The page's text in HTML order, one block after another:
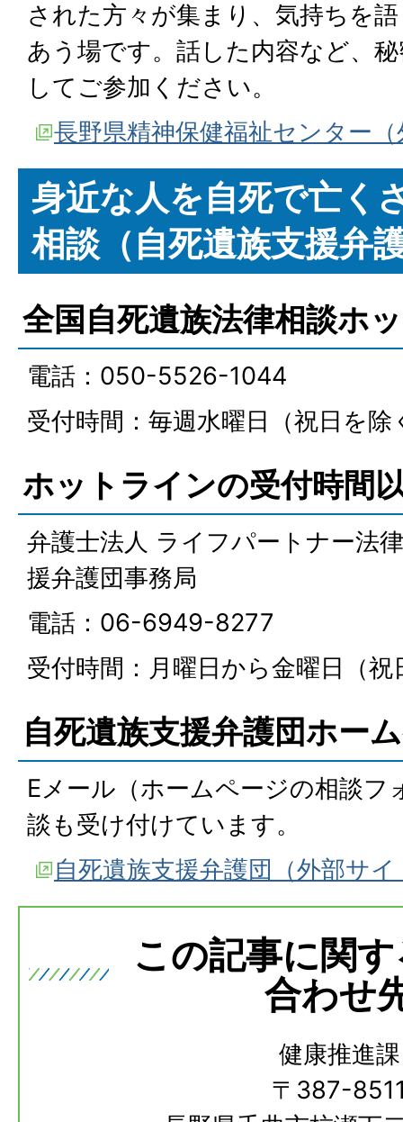
された方々が集まり、気持ちを
あう場です。話した内容など、
してご参加ください。
長野県精神保健福祉センター
身近な人を自死で亡く
相談（自死遺族支援弁
全国自死遺族法律相談ホ
電話：050-5526-1044
受付時間：毎週水曜日（祝日を除
ホットラインの受付時間
弁護士法人 ライフパートナー法
援弁護団事務局
電話：06-6949-8277
受付時間：月曜日から金曜日（
自死遺族支援弁護団ホー
Eメール（ホームページの相談フ
談も受け付けています。
自死遺族支援弁護団（外部サイ
この記事に関
合わせ
健康推進課
〒387-